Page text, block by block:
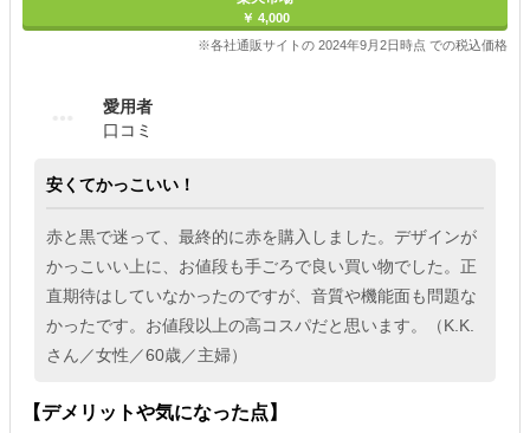
￥ 4,000
※各社通販サイトの 2024年9月2日時点 での税込価格
愛用者
口コミ
安くてかっこいい！
赤と黒で迷って、最終的に赤を購入しました。デザインが
かっこいい上に、お値段も手ごろで良い買い物でした。正
直期待はしていなかったのですが、音質や機能面も問題な
かったです。お値段以上の高コスパだと思います。（K.K.
さん／女性／60歳／主婦）
【デメリットや気になった点】